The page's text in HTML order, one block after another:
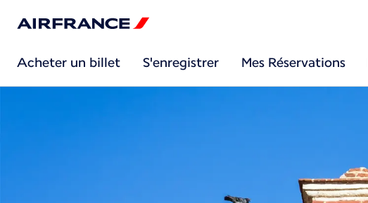
Acheter un billet S'enregistrer Mes Réservations